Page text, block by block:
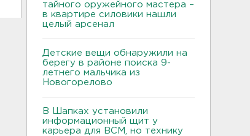
тайного оружейного мастера –
в квартире силовики нашли
целый арсенал
Детские вещи обнаружили на
берегу в районе поиска 9-
летнего мальчика из
Новогорелово
В Шапках установили
информационный щит у
карьера для ВСМ, но технику